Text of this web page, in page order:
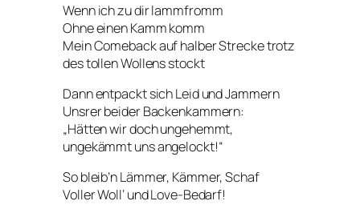
Wenn ich zu dir lammfromm
Ohne einen Kamm komm
Mein Comeback auf halber Strecke trotz
des tollen Wollens stockt
Dann entpackt sich Leid und Jammern
Unsrer beider Backenkammern:
„Hätten wir doch ungehemmt,
ungekämmt uns angelockt!“
So bleib’n Lämmer, Kämmer, Schaf
Voller Woll‘ und Love-Bedarf!